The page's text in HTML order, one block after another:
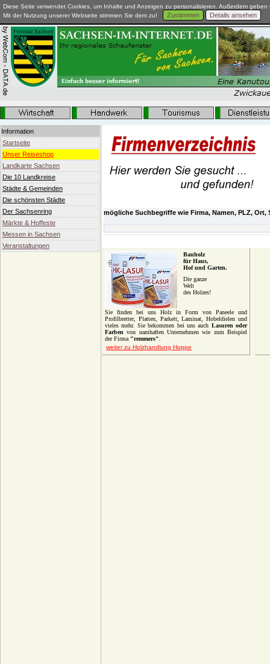
Diese Seite verwendet Cookies, um Inhalte und Anzeigen zu personalisieren. Außerdem
Mit der Nutzung unserer Webseite stimmen Sie dem zu!
Zustimmen Details ansehen
Information
Startseite
Unser Reiseshop
Landkarte Sachsen
Die 10 Landkreise
Städte & Gemeinden
Die schönsten Städte
Der Sachsenring
Märkte & Hoffeste
Messen in Sachsen
Veranstaltungen
mögliche Suchbegriffe wie Firma, Namen, PLZ, Ort,
Bauholz
für Haus,
Hof und Garten.
Die ganze
Welt
des Holzes!
Sie finden bei uns Holz in Form von Paneele und
Profilbretter, Platten, Parkett, Laminat, Hobeldielen und
vieles mehr. Sie bekommen bei uns auch Lasuren oder
Farben von namhaften Unternehmen wie zum Beispiel
der Firma "remmers"
weiter zu Holzhandlung Hoppe